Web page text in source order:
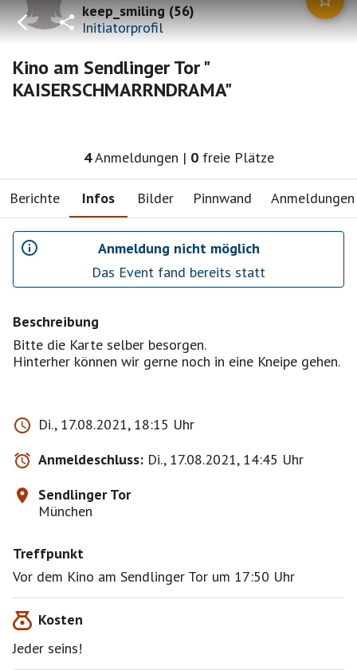
keep_smiling(56)
Initiatorprofil
Kino am Sendlinger Tor "
KAISERSCHMARRNDRAMA"
4Anmeldungen | 0 freie Plätze
Berichte Infos Bilder Pinnwand Anmeldungen
Anmeldung nicht möglich
Das Event fand bereits statt
Beschreibung
Bitte die Karte selber besorgen.
Hinterher können wir gerne noch in eine Kneipe gehen.
Di., 17.08.2021, 18:15 Uhr
Anmeldeschluss: Di., 17.08.2021, 14:45 Uhr
Sendlinger Tor
München
Treffpunkt
Vor dem Kino am Sendlinger Tor um 17:50 Uhr
Kosten
Jeder seins!